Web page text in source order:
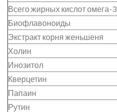
Всего жирных кислот омега-3
Биофлавоноиды
Экстракт корня женьшеня
Холин
Инозитол
Кверцетин
Папаин
Рутин